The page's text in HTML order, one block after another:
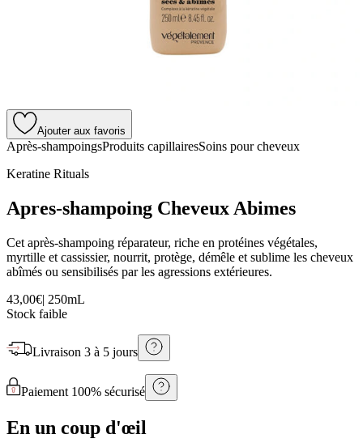
Ajouter aux favoris
Après-shampoingsProduits capillairesSoins pour cheveux
Keratine Rituals
Apres-shampoing Cheveux Abimes
Cet après-shampoing réparateur, riche en protéines végétales,
myrtille et cassissier, nourrit, protège, démêle et sublime les cheveux
abîmés ou sensibilisés par les agressions extérieures.
43,00€| 250mL
Stock faible
Livraison 3 à 5 jours
Paiement 100% sécurisé
En un coup d'œil